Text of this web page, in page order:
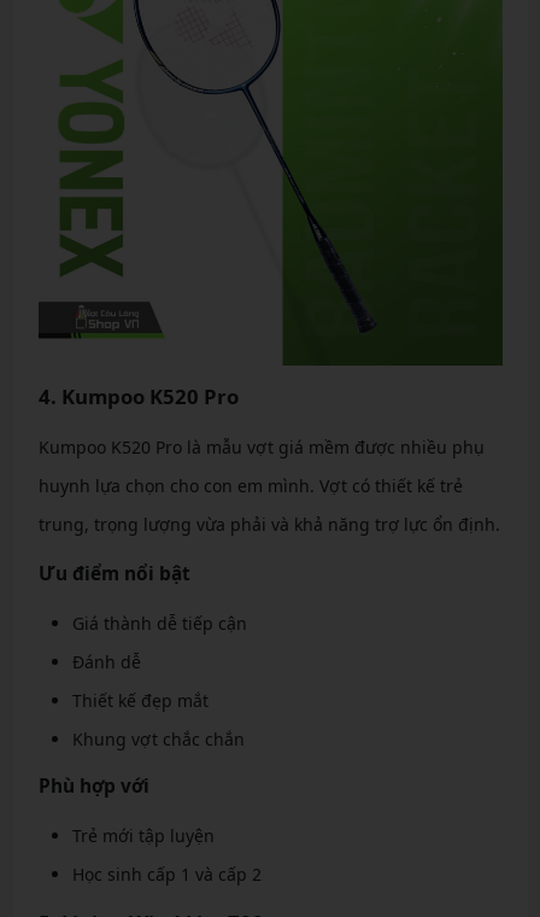
4. Kumpoo K520 Pro
Kumpoo K520 Pro là mẫu vợt giá mềm được nhiều phụ
huynh lựa chọn cho con em mình. Vợt có thiết kế trẻ
trung, trọng lượng vừa phải và khả năng trợ lực ổn định.
Ưu điểm nổi bật
Giá thành dễ tiếp cận
Đánh dễ
Thiết kế đẹp mắt
Khung vợt chắc chắn
Phù hợp với
Trẻ mới tập luyện
Học sinh cấp 1 và cấp 2